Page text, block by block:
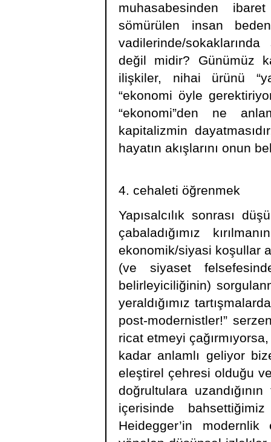
muhasabesinden
sömürülen insan
vadilerinde/sokaklarında
değil midir? Günümüz
ilişkiler, nihai ürünü
“ekonomi öyle
“ekonomi”den ne
kapitalizmin
hayatın akışlarını onun
4. cehaleti öğrenmek
Yapısalcılık sonrası
çabaladığımız
ekonomik/siyasi koşullar
(ve siyaset
belirleyiciliğinin)
yeraldığımız
post-modernistler!”
ricat etmeyi
kadar anlamlı geliyor
eleştirel çehresi olduğu
doğrultulara
içerisinde
Heidegger’in